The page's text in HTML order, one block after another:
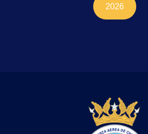
2026